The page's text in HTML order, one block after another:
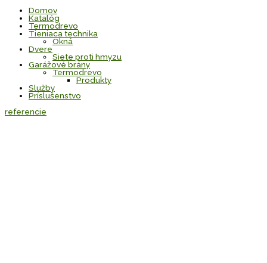
Domov
Katalóg
Termodrevo
Tieniaca technika
Okná
Dvere
Siete proti hmyzu
Garážové brány
Termodrevo
Produkty
Služby
Príslušenstvo
referencie